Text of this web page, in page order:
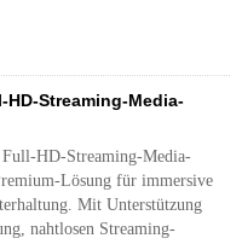
Streaming-Media-
HD-Streaming-Media-
Lösung für immersive
Mit Unterstützung
nahtlosen Streaming-